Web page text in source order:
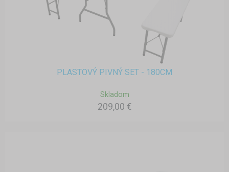
PLASTOVÝ PIVNÝ SET - 180CM
Skladom
209,00 €